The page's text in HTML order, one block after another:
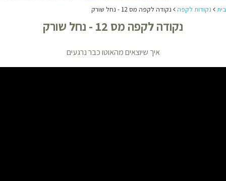
בית נקודות לקפה נקודה לקפה מס 12 - נחל שורק
נקודה לקפה מס 12 - נחל שורק
איך שיוצאים מהאוטו כבר נרגעים